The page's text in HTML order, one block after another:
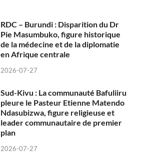
RDC – Burundi : Disparition du Dr
Pie Masumbuko, figure historique
de la médecine et de la diplomatie
en Afrique centrale
2026-07-27
Sud-Kivu : La communauté Bafuliiru
pleure le Pasteur Etienne Matendo
Ndasubizwa, figure religieuse et
leader communautaire de premier
plan
2026-07-27